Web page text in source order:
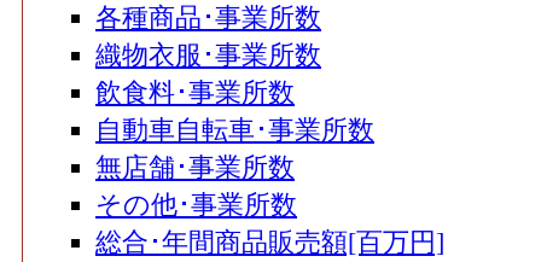
各種商品･事業所数
織物衣服･事業所数
飲食料･事業所数
自動車自転車･事業所数
無店舗･事業所数
その他･事業所数
総合･年間商品販売額[百万円]